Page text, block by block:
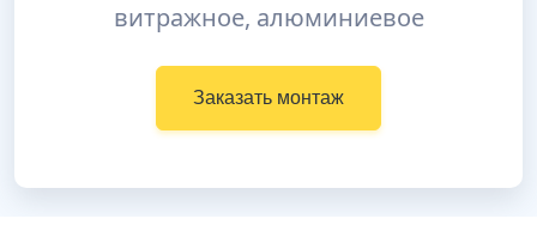
витражное, алюминиевое
Заказать монтаж